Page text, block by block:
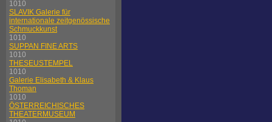
1010
SLAVIK Galerie für
internationale zeitgenössische
Schmuckkunst
1010
SUPPAN FINE ARTS
1010
THESEUSTEMPEL
1010
Galerie Elisabeth & Klaus
Thoman
1010
ÖSTERREICHISCHES
THEATERMUSEUM